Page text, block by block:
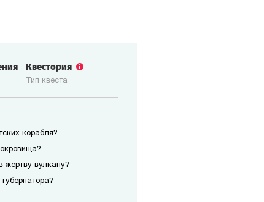
Тип квеста
Квестория
корабля?
жертву вулкану?